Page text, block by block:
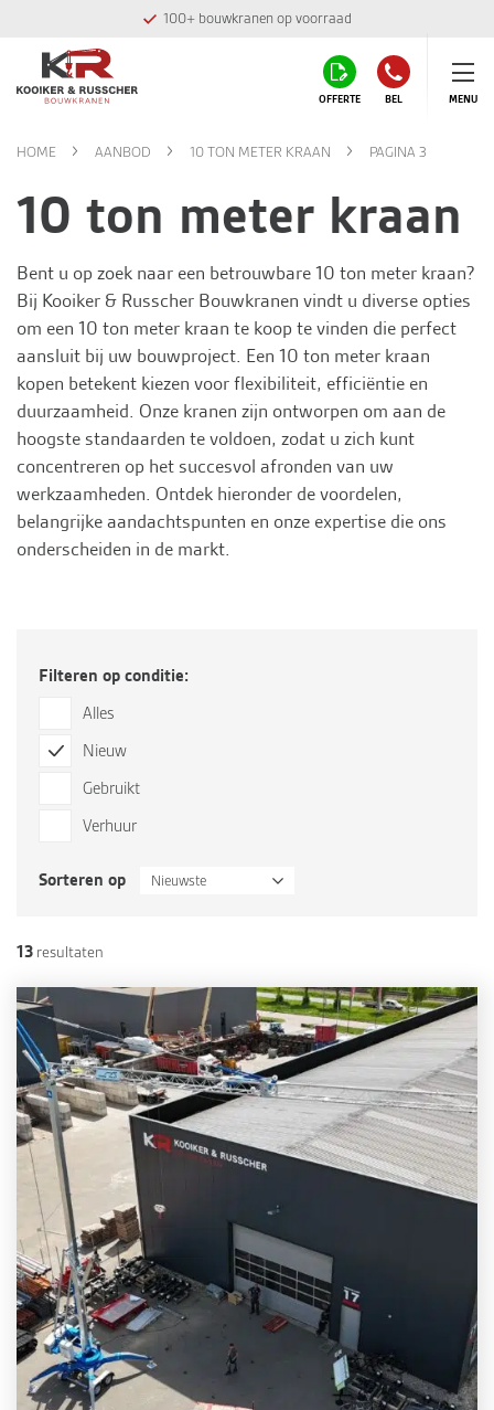
100+ bouwkranen op voorraad
OFFERTE BEL MENU
HOME AANBOD 10 TON METER KRAAN PAGINA 3
10 ton meter kraan
Bent u op zoek naar een betrouwbare 10 ton meter kraan?
Bij Kooiker & Russcher Bouwkranen vindt u diverse opties
om een 10 ton meter kraan te koop te vinden die perfect
aansluit bij uw bouwproject. Een 10 ton meter kraan
kopen betekent kiezen voor flexibiliteit, efficiëntie en
duurzaamheid. Onze kranen zijn ontworpen om aan de
hoogste standaarden te voldoen, zodat u zich kunt
concentreren op het succesvol afronden van uw
werkzaamheden. Ontdek hieronder de voordelen,
belangrijke aandachtspunten en onze expertise die ons
onderscheiden in de markt.
Filteren op conditie:
Alles
Nieuw
Gebruikt
Verhuur
Sorteren op Nieuwste
13 resultaten